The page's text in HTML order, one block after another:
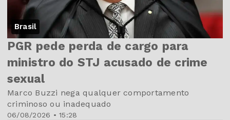
Brasil
06/08/2026 • 15:28
PGR pede perda de cargo para
ministro do STJ acusado de crime
sexual
Marco Buzzi nega qualquer comportamento
criminoso ou inadequado